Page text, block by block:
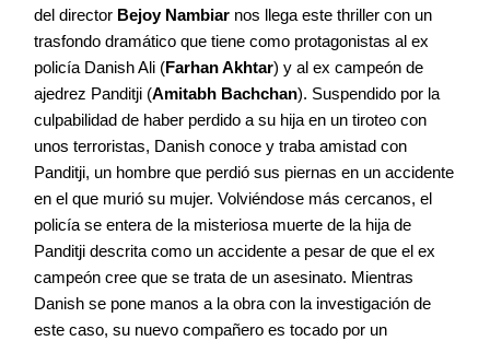
del director Bejoy Nambiar nos llega este thriller con un
trasfondo dramático que tiene como protagonistas al ex
policía Danish Ali (Farhan Akhtar) y al ex campeón de
ajedrez Panditji (Amitabh Bachchan). Suspendido por la
culpabilidad de haber perdido a su hija en un tiroteo con
unos terroristas, Danish conoce y traba amistad con
Panditji, un hombre que perdió sus piernas en un accidente
en el que murió su mujer. Volviéndose más cercanos, el
policía se entera de la misteriosa muerte de la hija de
Panditji descrita como un accidente a pesar de que el ex
campeón cree que se trata de un asesinato. Mientras
Danish se pone manos a la obra con la investigación de
este caso, su nuevo compañero es tocado por un
©2026 COPYRIGHT FLOTHEMES